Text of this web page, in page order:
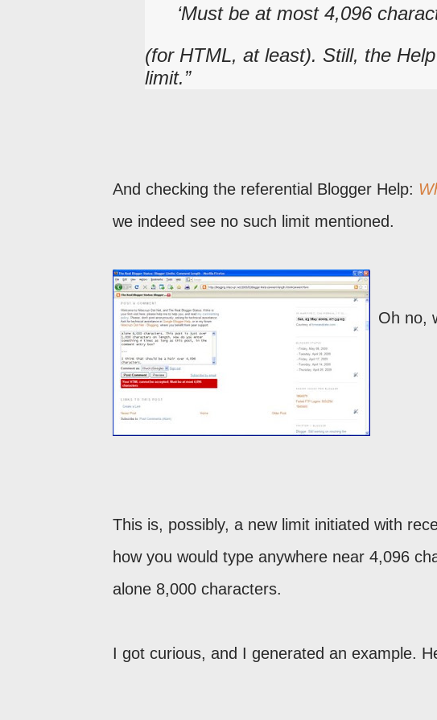
Must be at most 4,096
(for HTML, at least). Still, the
limit.
And checking the referential Blogger Help:
we indeed see no such limit mentioned.
Oh no,
This is, possibly, a new limit initiated with
how you would type anywhere near 4,096
alone 8,000 characters.
I got curious, and I generated an example.